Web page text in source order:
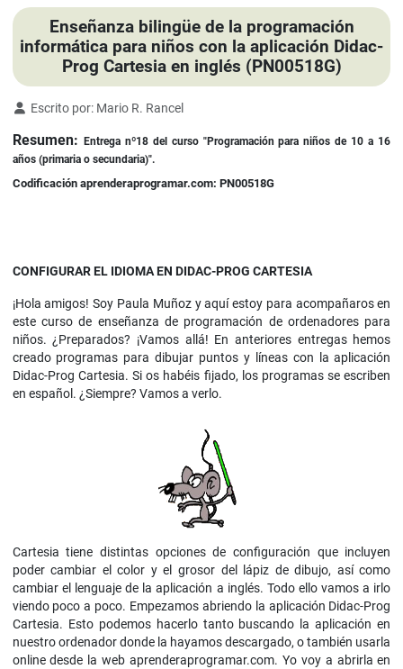
Enseñanza bilingüe de la programación
informática para niños con la aplicación Didac-
Prog Cartesia en inglés (PN00518G)
Detalles
Escrito por: Mario R. Rancel
Resumen:
Entrega nº18 del curso "Programación para niños de 10 a 16
años (primaria o secundaria)".
Codificación aprenderaprogramar.com: PN00518G
CONFIGURAR EL IDIOMA EN DIDAC-PROG CARTESIA
¡Hola amigos! Soy Paula Muñoz y aquí estoy para acompañaros en
este curso de enseñanza de programación de ordenadores para
niños. ¿Preparados? ¡Vamos allá! En anteriores entregas hemos
creado programas para dibujar puntos y líneas con la aplicación
Didac-Prog Cartesia. Si os habéis fijado, los programas se escriben
en español. ¿Siempre? Vamos a verlo.
Cartesia tiene distintas opciones de configuración que incluyen
poder cambiar el color y el grosor del lápiz de dibujo, así como
cambiar el lenguaje de la aplicación a inglés. Todo ello vamos a irlo
viendo poco a poco. Empezamos abriendo la aplicación Didac-Prog
Cartesia. Esto podemos hacerlo tanto buscando la aplicación en
nuestro ordenador donde la hayamos descargado, o también usarla
online desde la web aprenderaprogramar.com. Yo voy a abrirla en